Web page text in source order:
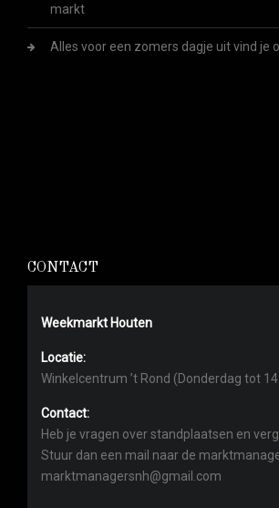
markt
Alles voor een zomers dagje uit vind je
CONTACT
Weekmarkt Houten
Locatie:
Winkelcentrum ’t Rond (Donderdag tot
Contact:
Heb je vragen over standplaatsen en
Stuur dan een mail naar de
marktmanagersnh@gmail.com